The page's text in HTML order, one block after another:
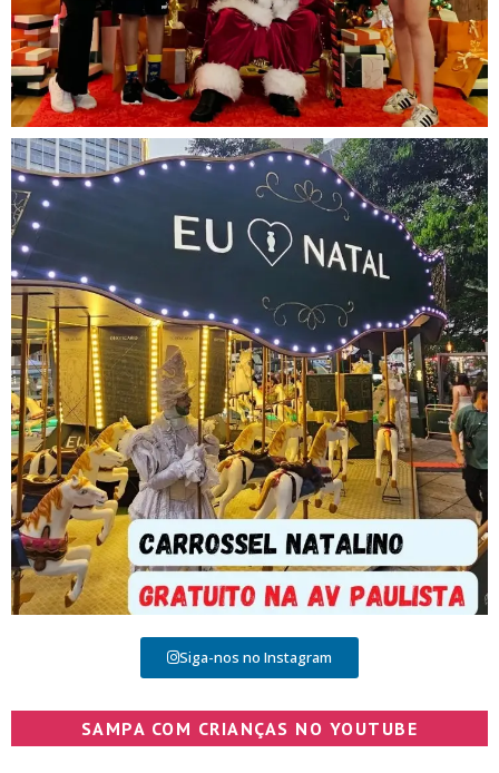
Siga-nos no Instagram
SAMPA COM CRIANÇAS NO YOUTUBE